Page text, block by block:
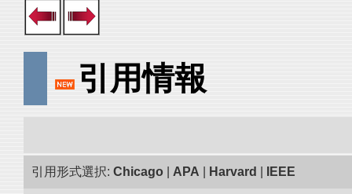
引用情報
引用形式選択: Chicago APA Harvard IEEE